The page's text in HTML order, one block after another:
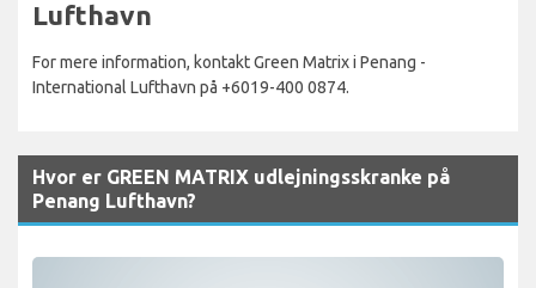
Lufthavn
For mere information, kontakt Green Matrix i Penang -
International Lufthavn på +6019-400 0874.
Hvor er GREEN MATRIX udlejningsskranke på
Penang Lufthavn?